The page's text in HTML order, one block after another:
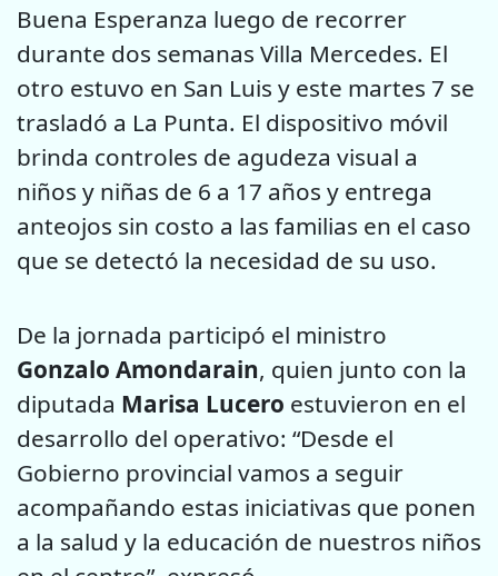
Buena Esperanza luego de recorrer
durante dos semanas Villa Mercedes. El
otro estuvo en San Luis y este martes 7 se
trasladó a La Punta. El dispositivo móvil
brinda controles de agudeza visual a
niños y niñas de 6 a 17 años y entrega
anteojos sin costo a las familias en el caso
que se detectó la necesidad de su uso.
De la jornada participó el ministro
Gonzalo Amondarain, quien junto con la
diputada Marisa Lucero estuvieron en el
desarrollo del operativo: “Desde el
Gobierno provincial vamos a seguir
acompañando estas iniciativas que ponen
a la salud y la educación de nuestros niños